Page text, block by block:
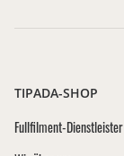
TIPADA-SHOP
Fullfilment-Dienstleister